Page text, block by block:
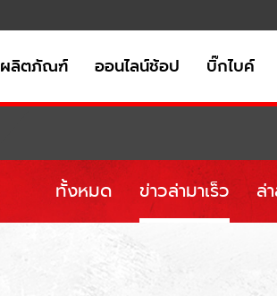
ผลิตภัณฑ์ ออนไลน์ช้อป บิ๊กไบค์
ทั้งหมด ข่าวล่ามาเร็ว ล่